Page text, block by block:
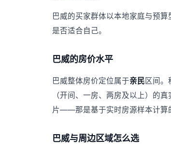
巴威的买家群体以本地家庭与预
是否适合自己。
巴威的房价水平
巴威整体房价定位属于亲民区间。
（开间、一房、两房及以上）的
片——那是基于实时房源样本计算
巴威与周边区域怎么选